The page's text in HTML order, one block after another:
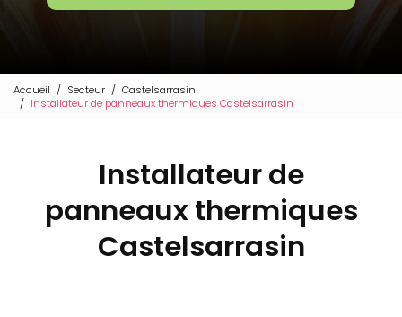
Accueil Secteur
Castelsarrasin
Installateur de panneaux thermiques Castelsarrasin
Installateur de
panneaux thermiques
Castelsarrasin